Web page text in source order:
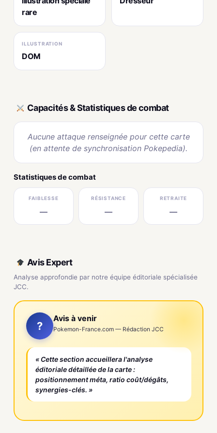
rare
ILLUSTRATION
DOM
Capacités & Statistiques de combat
Aucune attaque renseignée pour cette carte
(en attente de synchronisation Pokepedia).
Statistiques de combat
FAIBLESSE
—
RÉSISTANCE
—
RETRAITE
—
Avis Expert
Analyse approfondie par notre équipe éditoriale spécialisée
JCC.
?
Avis à venir
Pokemon-France.com — Rédaction JCC
« Cette section accueillera l'analyse
éditoriale détaillée de la carte :
positionnement méta, ratio coût/dégâts,
synergies-clés. »